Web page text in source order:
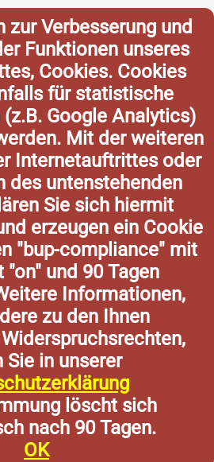
zur Verbesserung und
Funktionen unseres
Cookies. Cookies
für statistische
Google Analytics)
Mit der weiteren
Internetauftrittes oder
des untenstehenden
Sie sich hiermit
erzeugen ein Cookie
"bup-compliance" mit
"on" und 90 Tagen
Informationen,
zu den Ihnen
Sie in unserer
löscht sich
nach 90 Tagen.
OK